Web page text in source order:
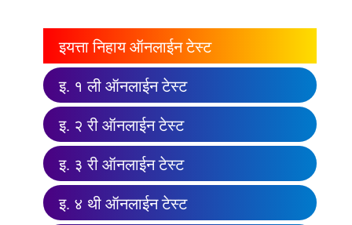
इयत्ता निहाय ऑनलाईन टेस्ट
इ. १ ली ऑनलाईन टेस्ट
इ. २ री ऑनलाईन टेस्ट
इ. ३ री ऑनलाईन टेस्ट
इ. ४ थी ऑनलाईन टेस्ट